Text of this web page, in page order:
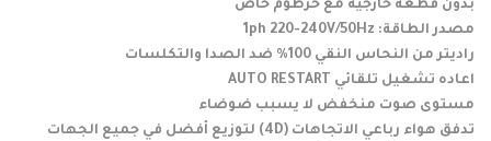
بدون قطعه خارجيه مع خرطوم خاص
مصدر الطاقة: 1ph 220-240V/50Hz
راديتر من النحاس النقي 100% ضد الصدا والتكلسات
اعاده تشغيل تلقائي AUTO RESTART
مستوى صوت منخفض لا يسبب ضوضاء
تدفق هواء رباعي الاتجاهات (4D) لتوزيع أفضل في جميع الجهات